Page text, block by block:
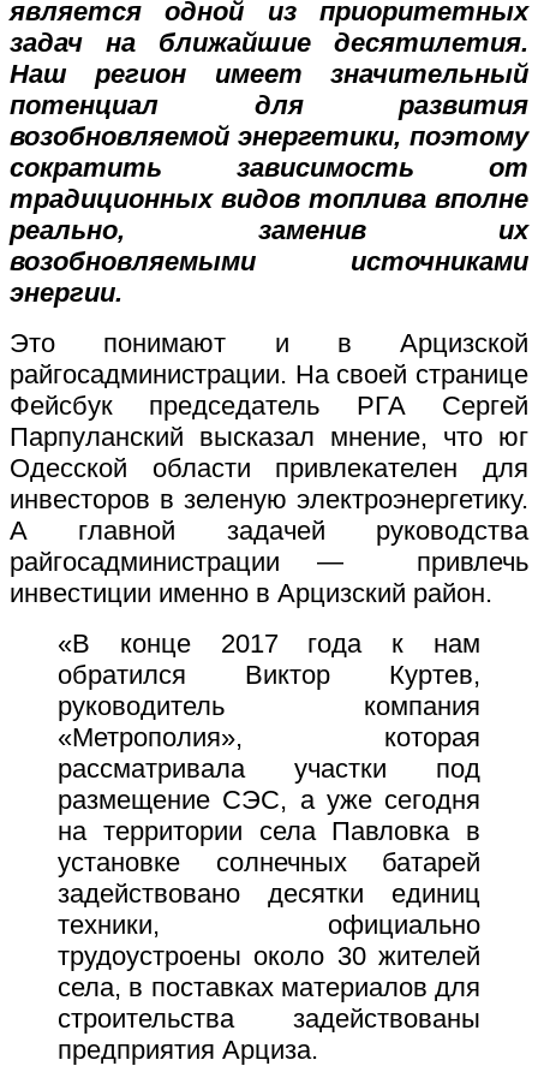
является одной из приоритетных
задач на ближайшие десятилетия.
Наш регион имеет значительный
потенциал для развития
возобновляемой энергетики, поэтому
сократить зависимость от
традиционных видов топлива вполне
реально, заменив их
возобновляемыми источниками
энергии.
Это понимают и в Арцизской
райгосадминистрации. На своей странице
Фейсбук председатель РГА Сергей
Парпуланский высказал мнение, что юг
Одесской области привлекателен для
инвесторов в зеленую электроэнергетику.
А главной задачей руководства
райгосадминистрации — привлечь
инвестиции именно в Арцизский район.
«В конце 2017 года к нам
обратился Виктор Куртев,
руководитель компания
«Метрополия», которая
рассматривала участки под
размещение СЭС, а уже сегодня
на территории села Павловка в
установке солнечных батарей
задействовано десятки единиц
техники, официально
трудоустроены около 30 жителей
села, в поставках материалов для
строительства задействованы
предприятия Арциза.